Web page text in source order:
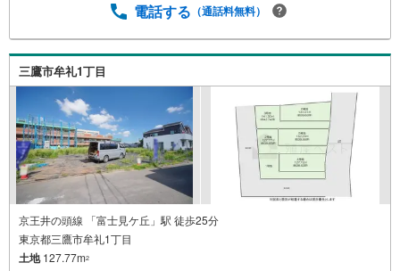
電話する （通話料無料）
三鷹市牟礼1丁目
京王井の頭線 「富士見ケ丘」駅 徒歩25分
東京都三鷹市牟礼1丁目
土地127.77m2